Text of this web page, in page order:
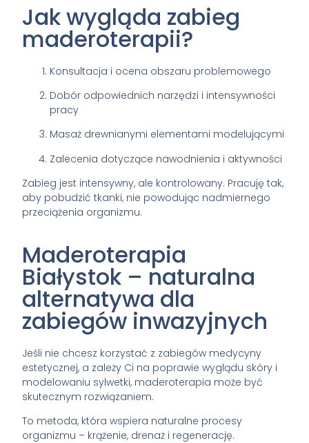
Jak wygląda zabieg
maderoterapii?
Konsultacja i ocena obszaru problemowego
Dobór odpowiednich narzędzi i intensywności
pracy
Masaż drewnianymi elementami modelującymi
Zalecenia dotyczące nawodnienia i aktywności
Zabieg jest intensywny, ale kontrolowany. Pracuję tak,
aby pobudzić tkanki, nie powodując nadmiernego
przeciążenia organizmu.
Maderoterapia
Białystok – naturalna
alternatywa dla
zabiegów inwazyjnych
Jeśli nie chcesz korzystać z zabiegów medycyny
estetycznej, a zależy Ci na poprawie wyglądu skóry i
modelowaniu sylwetki, maderoterapia może być
skutecznym rozwiązaniem.
To metoda, która wspiera naturalne procesy
organizmu – krążenie, drenaż i regenerację.